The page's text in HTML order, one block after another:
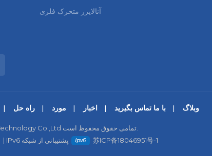
آنالایزر متحرک فلزی
راه حل مورد اخبار با ما تماس بگیرید وبلاگ
| IPv6 پشتیبانی از شبکه 苏ICP备18046951号-1